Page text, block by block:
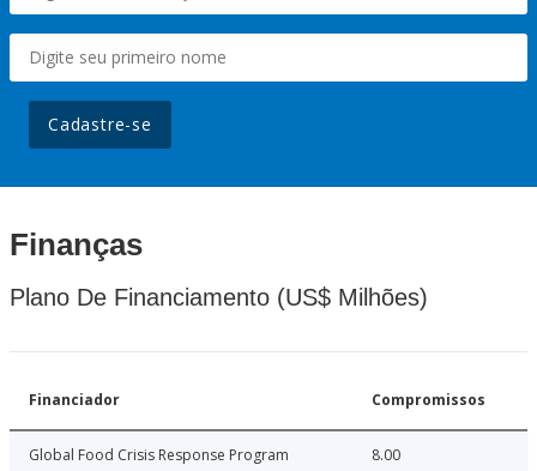
Cadastre-se
Finanças
Plano De Financiamento (US$ Milhões)
Financiador Compromissos
Global Food Crisis Response Program 8.00